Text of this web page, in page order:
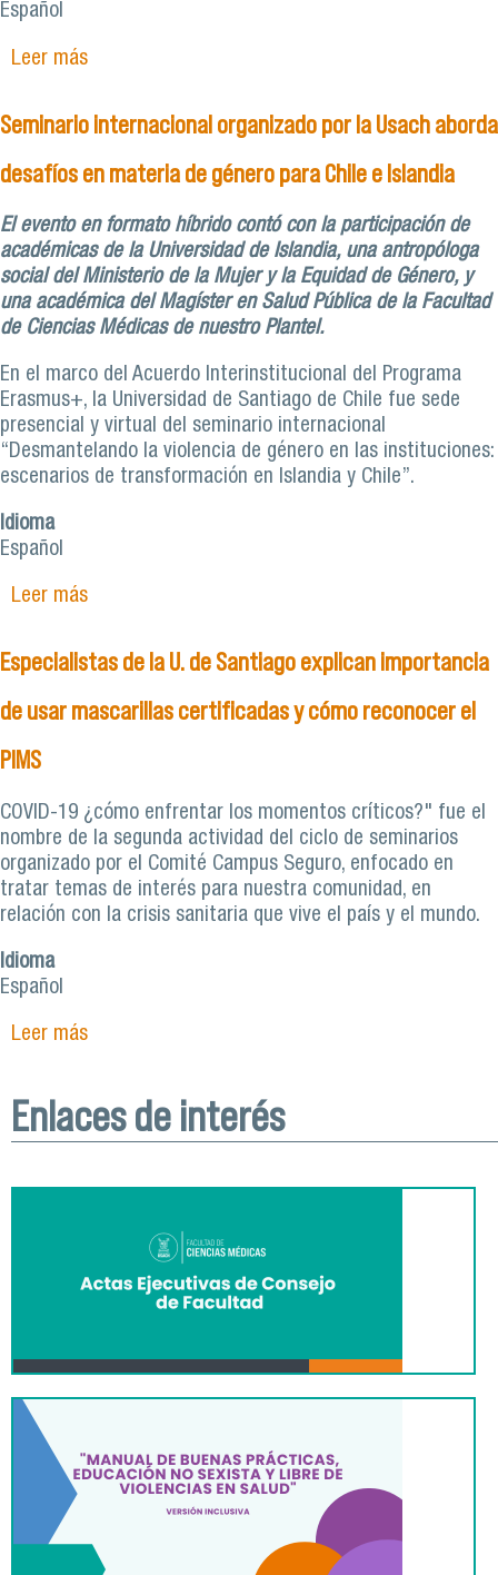
Español
Leer mássobre Facultad de Ciencias Médicas firma carta
Fútbol y la Federación de Fútbol de Chile que
permitirá generar instancias colaborativas entre
las instituciones
Seminario internacional organizado por la Usach aborda
desafíos en materia de género para Chile e Islandia
El evento en formato híbrido contó con la participación de
académicas de la Universidad de Islandia, una antropóloga
social del Ministerio de la Mujer y la Equidad de Género, y
una académica del Magíster en Salud Pública de la Facultad
de Ciencias Médicas de nuestro Plantel.
En el marco del Acuerdo Interinstitucional del Programa
Erasmus+, la Universidad de Santiago de Chile fue sede
presencial y virtual del seminario internacional
“Desmantelando la violencia de género en las instituciones:
escenarios de transformación en Islandia y Chile”.
Idioma
Español
Leer mássobre Seminario internacional organizado por la
para Chile e Islandia
Especialistas de la U. de Santiago explican importancia
de usar mascarillas certificadas y cómo reconocer el
PIMS
COVID-19 ¿cómo enfrentar los momentos críticos?" fue el
nombre de la segunda actividad del ciclo de seminarios
organizado por el Comité Campus Seguro, enfocado en
tratar temas de interés para nuestra comunidad, en
relación con la crisis sanitaria que vive el país y el mundo.
Idioma
Español
Leer mássobre Especialistas de la U. de Santiago explican
Enlaces de interés